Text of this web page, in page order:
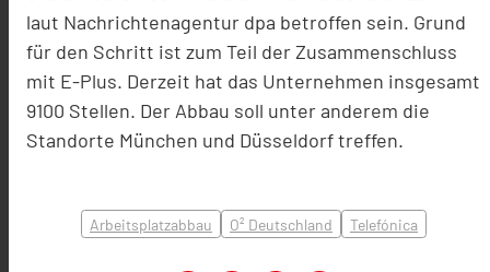
laut Nachrichtenagentur dpa betroffen sein. Grund
für den Schritt ist zum Teil der Zusammenschluss
mit E-Plus. Derzeit hat das Unternehmen insgesamt
9100 Stellen. Der Abbau soll unter anderem die
Standorte München und Düsseldorf treffen.
Arbeitsplatzabbau O² Deutschland Telefónica